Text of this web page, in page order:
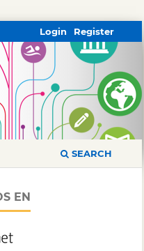
SEARCH
Register
Login
EN